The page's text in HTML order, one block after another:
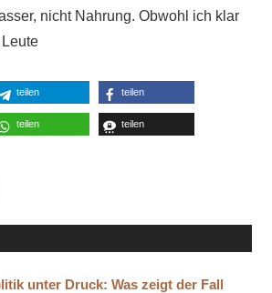
nicht Nahrung. Obwohl ich klar
teilen teilen
teilen teilen
unter Druck: Was zeigt der Fall